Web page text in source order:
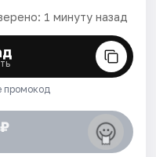
1 минуту назад
промокод